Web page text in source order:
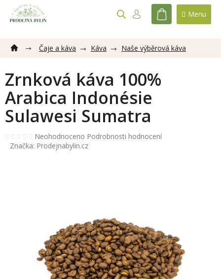
obsah
NÁKUPNÍ
Čaje a káva Káva Naše výběrová káva
Zrnková káva 100%
Arabica Indonésie
Sulawesi Sumatra
Průměrné
hodnocení
Neohodnoceno Podrobnosti hodnocení
Značka: Prodejnabylin.cz